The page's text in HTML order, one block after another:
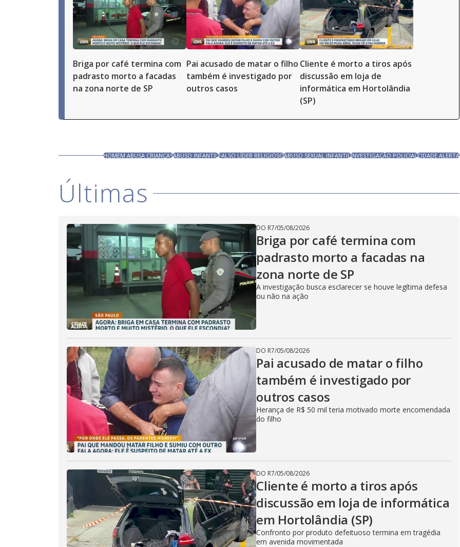
Briga por café termina com
padrasto morto a facadas
na zona norte de SP
Pai acusado de matar o filho
também é investigado por
outros casos
Cliente é morto a tiros após
discussão em loja de
informática em Hortolândia
(SP)
HOMEM ABUSA CRIANÇASABUSO INFANTILFALSO LÍDER RELIGIOSOABUSO SEXUAL INFANTILINVESTIGAÇÃO POLICIALCIDADE ALERTA
Últimas
DO R7/05/08/2026
Briga por café termina com
padrasto morto a facadas na
zona norte de SP
A investigação busca esclarecer se houve legítima defesa
ou não na ação
DO R7/05/08/2026
Pai acusado de matar o filho
também é investigado por
outros casos
Herança de R$ 50 mil teria motivado morte encomendada
do filho
DO R7/05/08/2026
Cliente é morto a tiros após
discussão em loja de informática
em Hortolândia (SP)
Confronto por produto defeituoso termina em tragédia
em avenida movimentada